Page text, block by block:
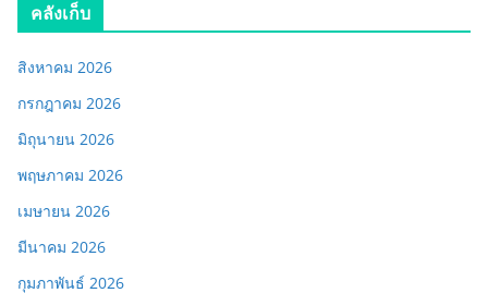
คลังเก็บ
สิงหาคม 2026
กรกฎาคม 2026
มิถุนายน 2026
พฤษภาคม 2026
เมษายน 2026
มีนาคม 2026
กุมภาพันธ์ 2026